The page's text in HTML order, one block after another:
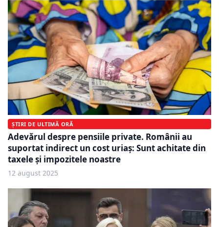
ȘTIRI DE ULTIMĂ ORĂ
Adevărul despre pensiile private. Românii au
suportat indirect un cost uriaș: Sunt achitate din
taxele și impozitele noastre
12 august 2025